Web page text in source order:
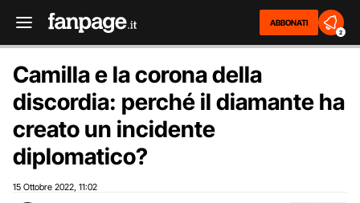
ABBONATI
2
Camilla e la corona della
discordia: perché il diamante ha
creato un incidente
diplomatico?
15 Ottobre 2022 11:02